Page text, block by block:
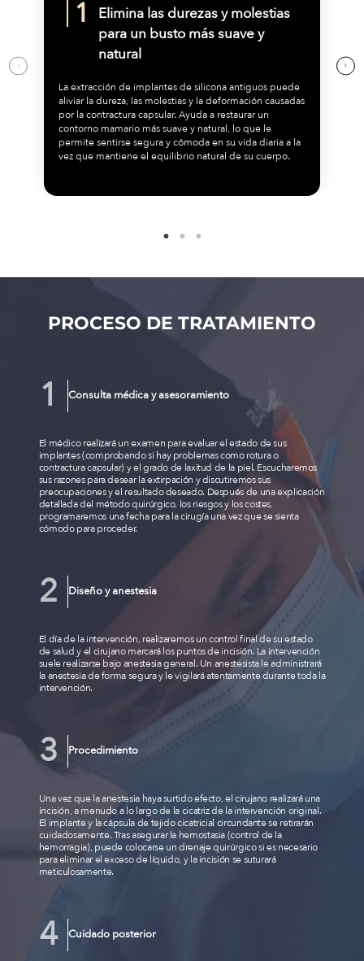
Elimina las durezas y molestias
para un busto más suave y
natural
La extracción de implantes de silicona antiguos puede
aliviar la dureza, las molestias y la deformación causadas
por la contractura capsular. Ayuda a restaurar un
contorno mamario más suave y natural, lo que le
permite sentirse segura y cómoda en su vida diaria a la
vez que mantiene el equilibrio natural de su cuerpo.
PROCESO DE TRATAMIENTO
Consulta médica y asesoramiento
El médico realizará un examen para evaluar el estado de sus
implantes (comprobando si hay problemas como rotura o
contractura capsular) y el grado de laxitud de la piel. Escucharemos
sus razones para desear la extirpación y discutiremos sus
preocupaciones y el resultado deseado. Después de una explicación
detallada del método quirúrgico, los riesgos y los costes,
programaremos una fecha para la cirugía una vez que se sienta
cómodo para proceder.
Diseño y anestesia
El día de la intervención, realizaremos un control final de su estado
de salud y el cirujano marcará los puntos de incisión. La intervención
suele realizarse bajo anestesia general. Un anestesista le administrará
la anestesia de forma segura y le vigilará atentamente durante toda la
intervención.
Procedimiento
Una vez que la anestesia haya surtido efecto, el cirujano realizará una
incisión, a menudo a lo largo de la cicatriz de la intervención original.
El implante y la cápsula de tejido cicatricial circundante se retirarán
cuidadosamente. Tras asegurar la hemostasia (control de la
hemorragia), puede colocarse un drenaje quirúrgico si es necesario
para eliminar el exceso de líquido, y la incisión se suturará
meticulosamente.
Cuidado posterior